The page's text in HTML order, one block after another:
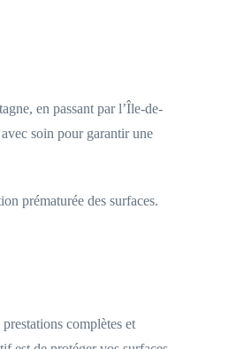
en passant par l’Île-de-
soin pour garantir une
prématurée des surfaces.
complètes et